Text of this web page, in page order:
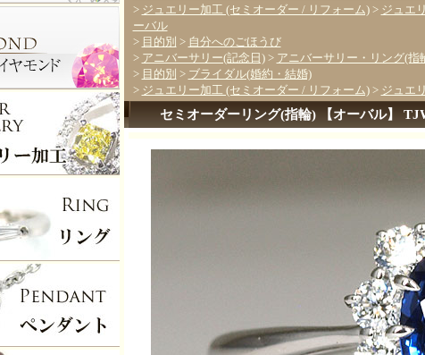
> ジュエリー加工 (セミオーダー / リフォーム)> ジュエ
ーバル
> 目的別 > 自分へのごほうび
> アニバーサリー(記念日)> アニバーサリー・リング(指
> 目的別 > ブライダル(婚約・結婚)
> ジュエリー加工 (セミオーダー / リフォーム)> ジュエ
セミオーダーリング(指輪) 【オーバル】